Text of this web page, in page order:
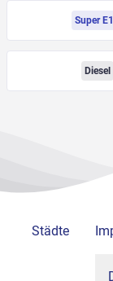
Super
Diesel
Städte